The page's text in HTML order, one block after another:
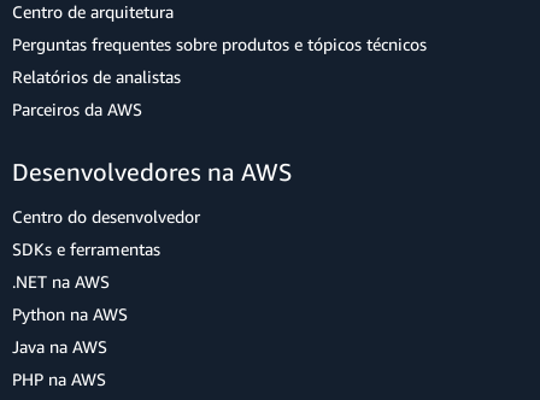
Centro de arquitetura
Perguntas frequentes sobre produtos e tópicos técnicos
Relatórios de analistas
Parceiros da AWS
Desenvolvedores na AWS
Centro do desenvolvedor
SDKs e ferramentas
.NET na AWS
Python na AWS
Java na AWS
PHP na AWS